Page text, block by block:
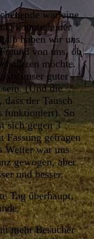
war eine
konnte leider
haben wir uns
von uns, ob
möchte.
unser guter
sein. (Und die
der Tausch
funktioniert). So
sich gegen 3
Fassung getragen
Wetter war uns
gewogen, aber
und besser.
Tag überhaupt,
mehr Besucher